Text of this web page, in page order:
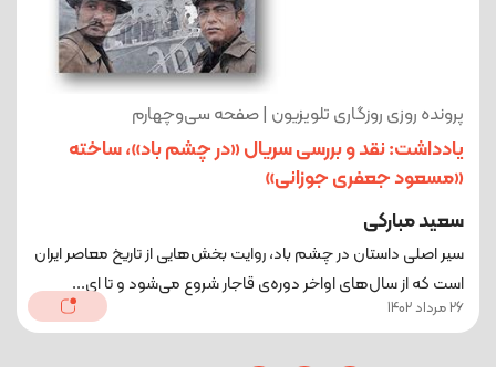
پرونده روزی روزگاری تلویزیون | صفحه سی‌وچهارم
یادداشت: نقد و بررسی سریال «در چشم باد»، ساخته
«مسعود جعفری جوزانی»
سعید مبارکی
سیر اصلی داستان در چشم باد، روایت بخش‌هایی از تاریخ معاصر ایران
است که از سال‌های اواخر دوره‌ی قاجار شروع می‌شود و تا ای...
26 مرداد 1402